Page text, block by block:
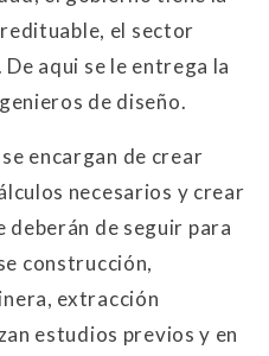
el sector
aqui se le entrega la
de diseño.
encargan de crear
necesarios y crear
deberán de seguir para
construcción,
extracción
estudios previos y en